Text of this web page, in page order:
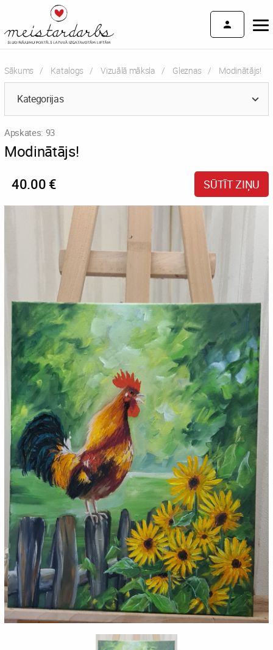
Sākums Katalogs Vizuālā māksla Gleznas Current:
Modinātājs!
Kategorijas
Apskates: 93
Modinātājs!
40.00 € SŪTĪT ZIŅU